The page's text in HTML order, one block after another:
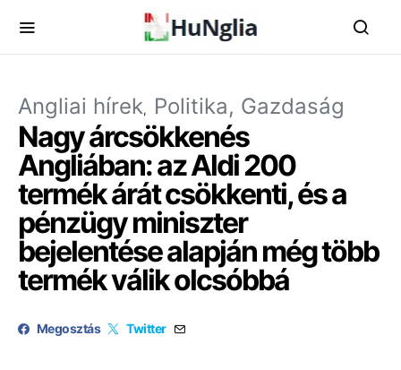
Angliai hírek Politika, Gazdaság
Nagy árcsökkenés
Angliában: az Aldi 200
termék árát csökkenti, és a
pénzügy miniszter
bejelentése alapján még több
termék válik olcsóbbá
Megosztás Twitter